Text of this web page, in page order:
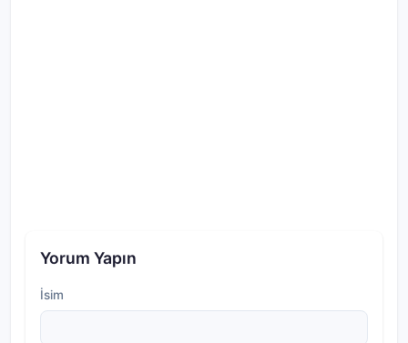
Yorum Yapın
İsim